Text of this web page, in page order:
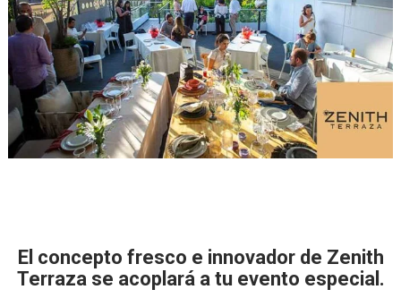
El concepto fresco e innovador de Zenith
Terraza se acoplará a tu evento especial.